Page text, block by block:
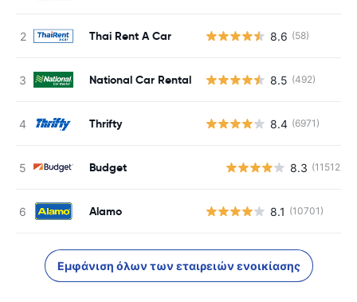
Thai Rent A Car 8.6 (58)
National Car Rental 8.5 (492)
Thrifty 8.4 (6971)
Budget 8.3 (11512)
Alamo 8.1 (10701)
Εμφάνιση όλων των εταιρειών ενοικίασης